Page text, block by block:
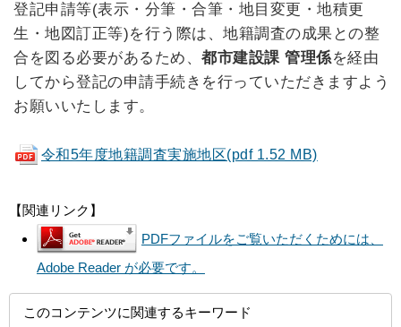
登記申請等(表示・分筆・合筆・地目変更・地積更
生・地図訂正等)を行う際は、地籍調査の成果との整
合を図る必要があるため、都市建設課 管理係を経由
してから登記の申請手続きを行っていただきますよう
お願いいたします。
令和5年度地籍調査実施地区(pdf 1.52 MB)
【関連リンク】
PDFファイルをご覧いただくためには、
Adobe Reader が必要です。
このコンテンツに関連するキーワード